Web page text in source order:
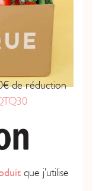
de réduction
que j’utilise